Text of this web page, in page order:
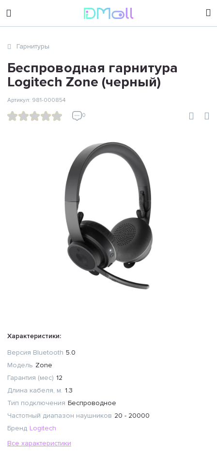
sales@dimoll.ru
Гарнитуры
Беспроводная гарнитура
Logitech Zone (черный)
0
Артикул: 981-000854
Характеристики:
Версия Bluetooth 5.0
Модель Zone
Гарантия (мес) 12
Длина кабеля, м. 1.3
Тип подключения Беспроводное
Частотный диапазон наушников 20 - 20000
Бренд Logitech
Все характеристики